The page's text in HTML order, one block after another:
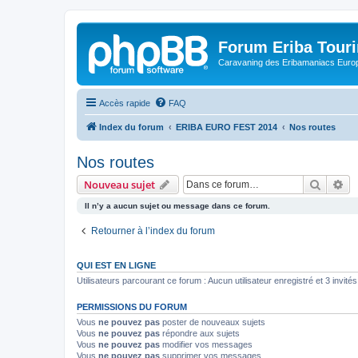
Forum Eriba
Caravaning des Eribamaniacs
Accès rapide FAQ
Index du forum ERIBA EURO FEST 2014 Nos routes
Nos routes
Nouveau sujet
Il n’y a aucun sujet ou message dans ce forum.
Retourner à l’index du forum
QUI EST EN LIGNE
Utilisateurs parcourant ce forum : Aucun utilisateur enregistré et 3 invités
PERMISSIONS DU FORUM
Vous ne pouvez pas poster de nouveaux sujets
Vous ne pouvez pas répondre aux sujets
Vous ne pouvez pas modifier vos messages
Vous ne pouvez pas supprimer vos messages